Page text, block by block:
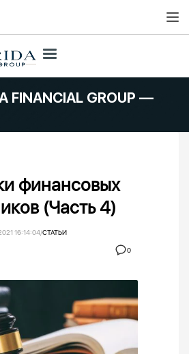
FINANCIAL GROUP —
финансовых
(Часть 4)
0
16:14:04/СТАТЬИ